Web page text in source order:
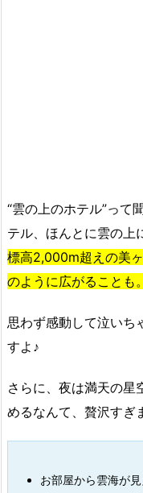
“雲の上のホテル”って
テル、ほんとに雲の上
標高2,000m超えの美
のように広がることも。
思わず感動して泣いち
すよ♪
さらに、夜は満天の
めるなんて、贅沢すぎ
お部屋から雲海が